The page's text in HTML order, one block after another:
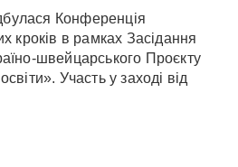
Конференція
кроків в рамках Засідання
швейцарського Проєкту
Участь у заході від